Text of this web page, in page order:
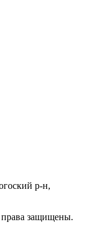
р-н,
защищены.